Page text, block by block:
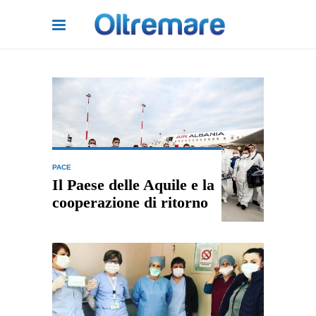
PACE
Il Paese delle Aquile e la
cooperazione di ritorno